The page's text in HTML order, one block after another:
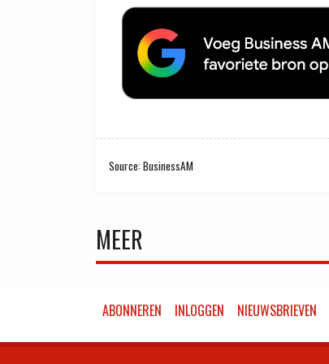
Source: BusinessAM
MEER
ABONNEREN INLOGGEN NIEUWSBRIEVEN